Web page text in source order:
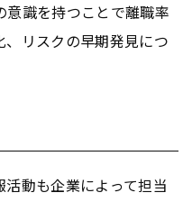
意識を持つことで離職率
リスクの早期発見につ
活動も企業によって担当